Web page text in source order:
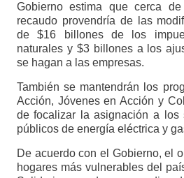
Gobierno estima que cerca
recaudo provendría de las
de $16 billones de los
naturales y $3 billones a los
se hagan a las empresas.
También se mantendrán los
Acción, Jóvenes en Acción y
de focalizar la asignación a los
públicos de energía eléctrica y
De acuerdo con el Gobierno, el
hogares más vulnerables del